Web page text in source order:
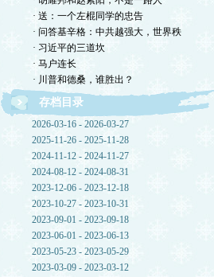
· 送：一个左棍同学的忠告
· 问答基辛格：中共越强大，世界秩
· 习近平的三道坎
· 马户连长
· 川普和德桑，谁胜出？
存档目录
2026-03-16 - 2026-03-27
2025-11-26 - 2025-11-28
2024-11-12 - 2024-11-27
2024-08-12 - 2024-08-31
2023-12-06 - 2023-12-18
2023-10-27 - 2023-10-31
2023-09-01 - 2023-09-18
2023-06-01 - 2023-06-13
2023-05-23 - 2023-05-29
2023-03-09 - 2023-03-12